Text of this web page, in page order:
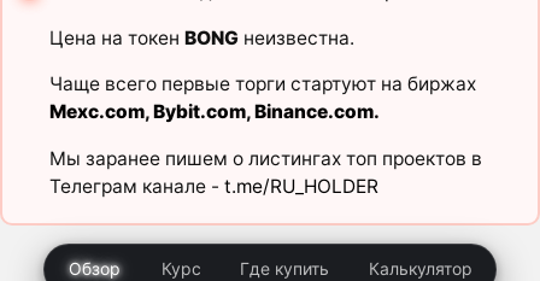
Цена на токен BONGнеизвестна.
Чаще всего первые торги стартуют на биржах
Mexc.com,Bybit.com,Binance.com.
Мы заранее пишем о листингах топ проектов в
Телеграм канале - t.me/RU_HOLDER
Обзор Курс Где купить Калькулятор